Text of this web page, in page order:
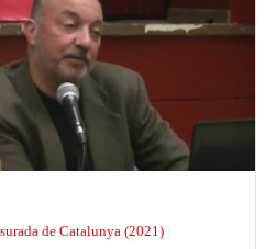
de Catalunya (2021)